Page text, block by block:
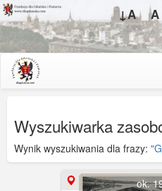
↓A A
Wyszukiwarka
Wynik wyszukiwania dla frazy:
ok.